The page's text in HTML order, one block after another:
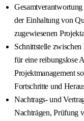
der Einhaltung von
zugewiesenen
Schnittstelle
für eine reibungslose
Projektmanagement
Fortschritte und
Nachtrags- und
Nachträgen, Prüfung